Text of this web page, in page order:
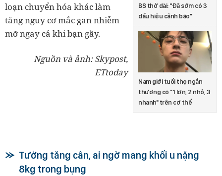
BS thở dài: "Đã sớm có 3
dấu hiệu cảnh báo"
Nam giới tuổi thọ ngắn
thường có "1 lớn, 2 nhỏ, 3
nhanh" trên cơ thể
loạn chuyển hóa khác làm
tăng nguy cơ mắc gan nhiễm
mỡ ngay cả khi bạn gầy.
Nguồn và ảnh: Skypost,
ETtoday
Tưởng tăng cân, ai ngờ mang khối u nặng
8kg trong bụng